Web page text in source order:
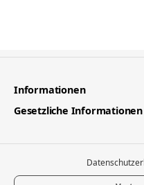
Informationen
Gesetzliche Informationen